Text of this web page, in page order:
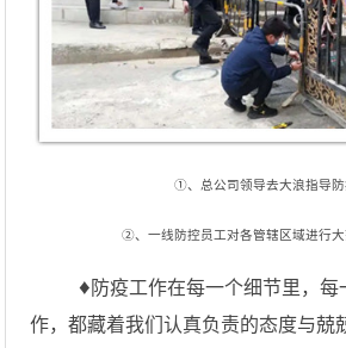
①、总公司领导去大浪指导防
②、一线防控员工对各管辖区域进行大
♦ 防疫工作在每一个细节里，每
作，都藏着我们认真负责的态度与兢